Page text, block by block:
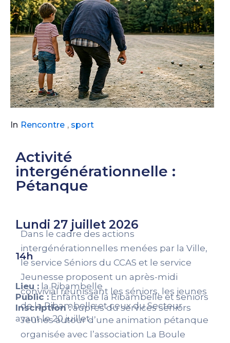
In Rencontre , sport
Activité
intergénérationnelle :
Pétanque
Lundi 27 juillet 2026
14h
Lieu : la Ribambelle
Public :Enfants de la Ribambelle et seniors
Inscription :auprès du services seniors
avant le 20 juillet.
Dans le cadre des actions
intergénérationnelles menées par la Ville,
le service Séniors du CCAS et le service
Jeunesse proposent un après-midi
convivial réunissant les séniors, les jeunes
de la Ribambelle et ceux du Secteur
Jeunes autour d’une animation pétanque
organisée avec l’association La Boule